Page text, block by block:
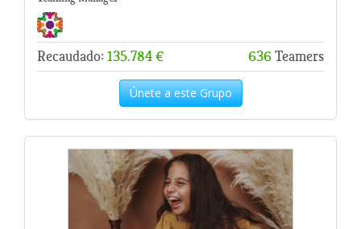
Recaudado: 135.784 € 636Teamers
Únete a este Grupo